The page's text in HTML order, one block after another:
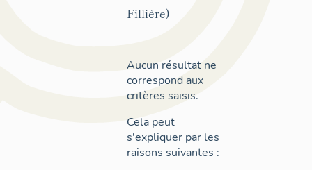
Fillière)
Aucun résultat ne
correspond aux
critères saisis.
Cela peut
s'expliquer par les
raisons suivantes :